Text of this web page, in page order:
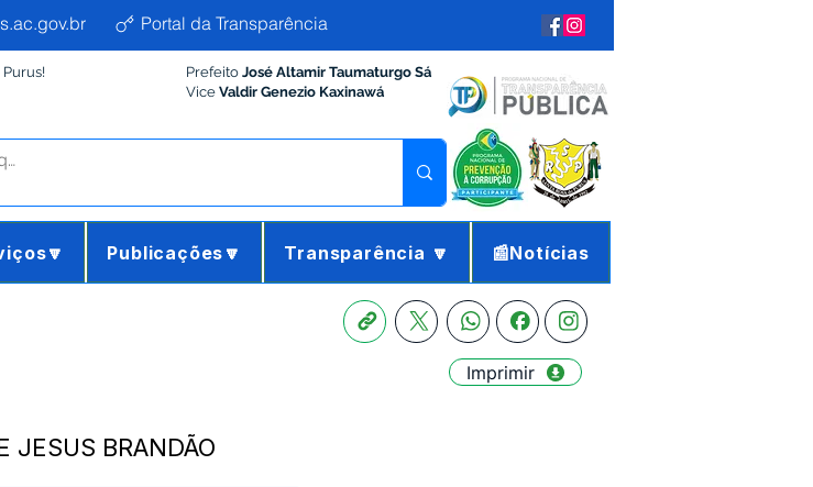
Portal da Transparência
Purus! Prefeito José Altamir Taumaturgo Sá
Vice Valdir Genezio Kaxinawá
Publicações🔽 Transparência 🔽 📰Notícias
Imprimir
BRANDÃO